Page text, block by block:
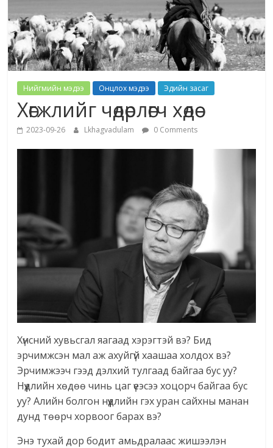
Нийгмийн мэдээ Онцлох мэдээ Эдийн засаг
Хөгжлийг чөдөрлөгч хөдөө
2023-09-26 Lkhagvadulam 0 Comments
Хүнсний хувьсгал яагаад хэрэгтэй вэ? Бид
эрчимжсэн мал аж ахуйгүй хаашаа холдох вэ?
Эрчимжээч гээд дэлхий тулгаад байгаа бус уу?
Нүүдлийн хөдөө чинь цаг үеэсээ хоцорч байгаа бус
уу? Алийн болгон нүүдлийн гэх уран сайхны манан
дунд төөрч хорвоог барах вэ?
Энэ тухай дор бодит амьдралаас жишээлэн